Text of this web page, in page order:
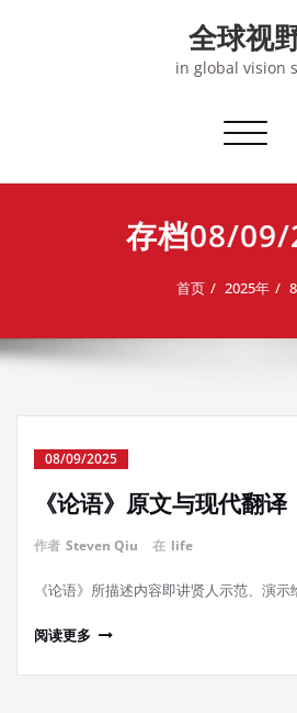
全球视
in global vision
切
导
存档08/09/
首页 2025年
08/09/2025
《论语》原文与现代翻译
作者 Steven Qiu 在 life
《论语》所描述内容即讲贤人示范、演
阅读更多